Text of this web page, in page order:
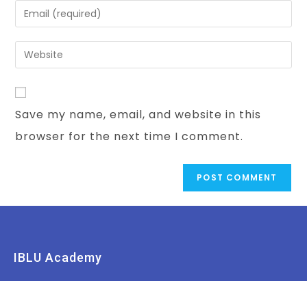
Save my name, email, and website in this
browser for the next time I comment.
IBLU Academy